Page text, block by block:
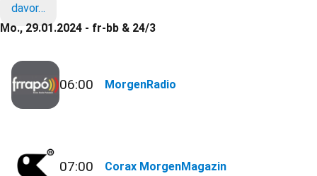
davor…
Mo., 29.01.2024 - fr-bb & 24/3
06:00 MorgenRadio
07:00 Corax MorgenMagazin